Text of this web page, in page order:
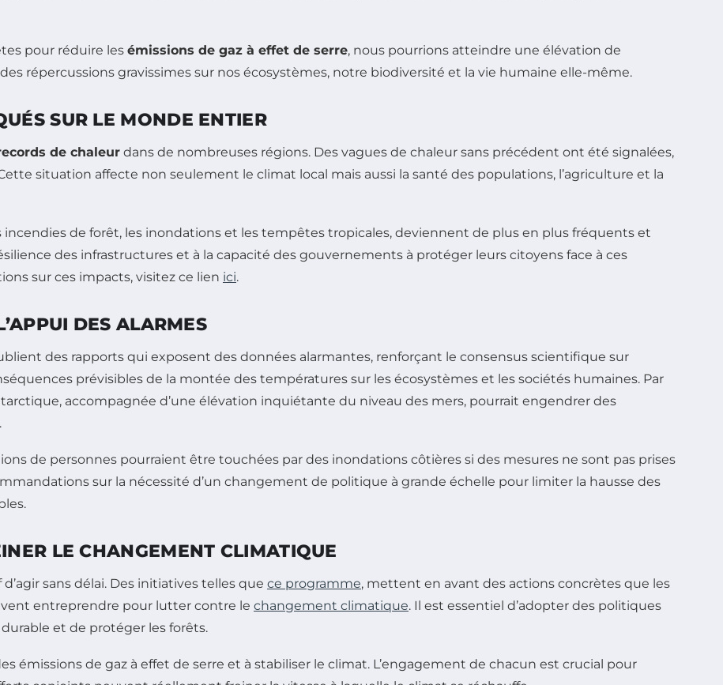
pour réduire les émissions de gaz à effet de serre, nous pourrions atteindre une élévation de
des répercussions gravissimes sur nos écosystèmes, notre biodiversité et la vie humaine elle-même.
SUR LE MONDE ENTIER
de chaleur dans de nombreuses régions. Des vagues de chaleur sans précédent ont été signalées,
situation affecte non seulement le climat local mais aussi la santé des populations, l’agriculture et la
de forêt, les inondations et les tempêtes tropicales, deviennent de plus en plus fréquents et
des infrastructures et à la capacité des gouvernements à protéger leurs citoyens face à ces
sur ces impacts, visitez ce lien ici.
DES ALARMES
des rapports qui exposent des données alarmantes, renforçant le consensus scientifique sur
prévisibles de la montée des températures sur les écosystèmes et les sociétés humaines. Par
accompagnée d’une élévation inquiétante du niveau des mers, pourrait engendrer des
de personnes pourraient être touchées par des inondations côtières si des mesures ne sont pas prises
sur la nécessité d’un changement de politique à grande échelle pour limiter la hausse des
LE CHANGEMENT CLIMATIQUE
sans délai. Des initiatives telles que ce programme, mettent en avant des actions concrètes que les
entreprendre pour lutter contre le changement climatique. Il est essentiel d’adopter des politiques
et de protéger les forêts.
émissions de gaz à effet de serre et à stabiliser le climat. L’engagement de chacun est crucial pour